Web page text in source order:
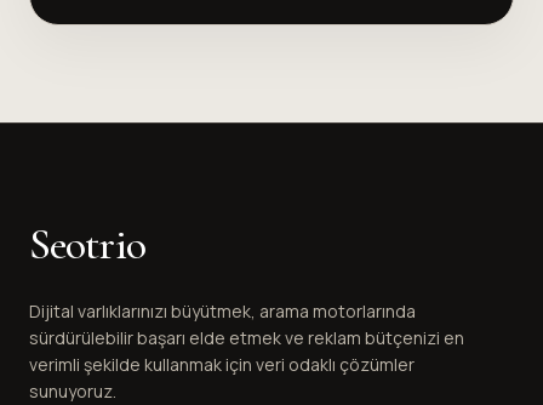
Seotrio
Dijital varlıklarınızı büyütmek, arama motorlarında
sürdürülebilir başarı elde etmek ve reklam bütçenizi en
verimli şekilde kullanmak için veri odaklı çözümler
sunuyoruz.